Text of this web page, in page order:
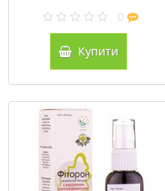
0
Купити